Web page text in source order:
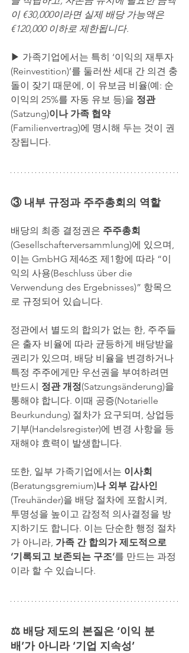
이 €30,000이라면 실제 배당 가능액은
€120,000 이하로 제한됩니다.
▶ 가족기업에서는 특히 ‘이익의 재투자
(Reinvestition)’를 둘러싼 세대 간 의견 충
돌이 잦기 때문에, 이 유보금 비율(예: 순
이익의 25%를 자동 유보 등)을 정관
(Satzung)이나 가족 협약
(Familienvertrag)에 명시해 두는 것이 권
장됩니다.
③ 내부 규정과 주주총회의 역할
배당의 최종 결정권은 주주총회
(Gesellschafterversammlung)에 있으며,
이는 GmbHG 제46조 제1항에 따라 “이
익의 사용(Beschluss über die
Verwendung des Ergebnisses)” 항목으
로 규정되어 있습니다.
정관에서 별도의 합의가 없는 한, 주주들
은 출자 비율에 따라 균등하게 배당받을
권리가 있으며, 배당 비율을 변경하거나
특정 주주에게만 우선권을 부여하려면
반드시 정관 개정(Satzungsänderung)을
통해야 합니다. 이때 공증(Notarielle
Beurkundung) 절차가 요구되며, 상업등
기부(Handelsregister)에 변경 사항을 등
재해야 효력이 발생합니다.
또한, 일부 가족기업에서는 이사회
(Beratungsgremium)나 외부 감사인
(Treuhänder)을 배당 절차에 포함시켜,
투명성을 높이고 감정적 의사결정을 방
지하기도 합니다. 이는 단순한 행정 절차
가 아니라, 가족 간 합의가 제도적으로
‘기록되고 보존되는 구조’를 만드는 과정
이라 할 수 있습니다.
⚖️ 배당 제도의 본질은 ‘이익 분
배’가 아니라 ‘기업 지속성’